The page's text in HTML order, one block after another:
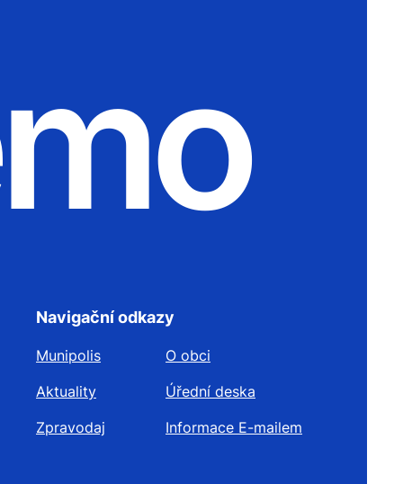
Navigační odkazy
Munipolis
O obci
Aktuality
Úřední deska
Zpravodaj
Informace E-mailem